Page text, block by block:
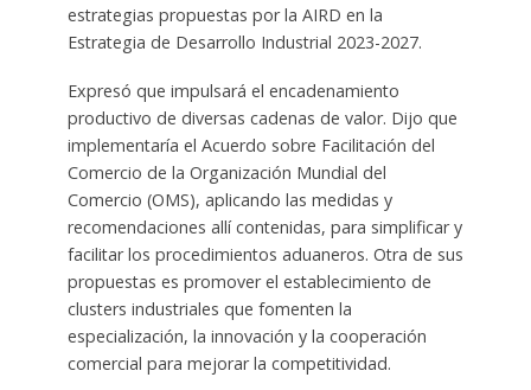
estrategias propuestas por la AIRD en la
Estrategia de Desarrollo Industrial 2023-2027.
Expresó que impulsará el encadenamiento
productivo de diversas cadenas de valor. Dijo que
implementaría el Acuerdo sobre Facilitación del
Comercio de la Organización Mundial del
Comercio (OMS), aplicando las medidas y
recomendaciones allí contenidas, para simplificar y
facilitar los procedimientos aduaneros. Otra de sus
propuestas es promover el establecimiento de
clusters industriales que fomenten la
especialización, la innovación y la cooperación
comercial para mejorar la competitividad.